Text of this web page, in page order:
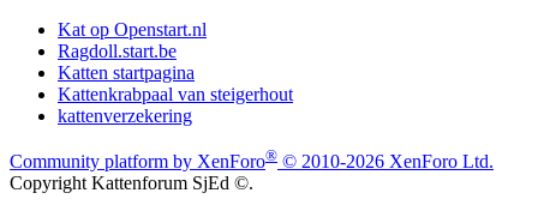
Kat op Openstart.nl
Ragdoll.start.be
Katten startpagina
Kattenkrabpaal van steigerhout
kattenverzekering
Community platform by XenForo® © 2010-2026 XenForo Ltd.
Copyright Kattenforum SjEd ©.